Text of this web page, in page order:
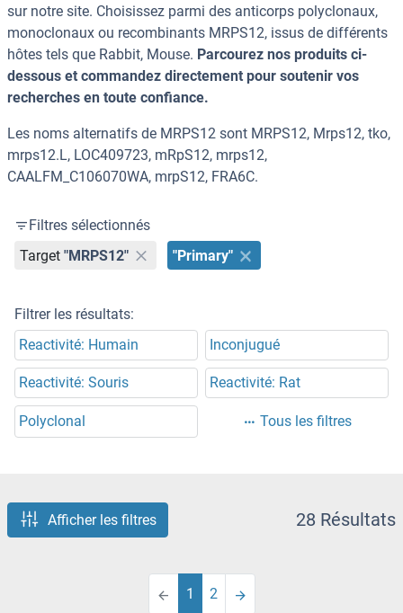
sur notre site. Choisissez parmi des anticorps polyclonaux,
monoclonaux ou recombinants MRPS12, issus de différents
hôtes tels que Rabbit, Mouse. Parcourez nos produits ci-
dessous et commandez directement pour soutenir vos
recherches en toute confiance.
Les noms alternatifs de MRPS12 sont MRPS12, Mrps12, tko,
mrps12.L, LOC409723, mRpS12, mrps12,
CAALFM_C106070WA, mrpS12, FRA6C.
Filtres sélectionnés
Target "MRPS12" "Primary"
Filtrer les résultats:
Reactivité: Humain
Inconjugué
Reactivité: Souris Reactivité: Rat
Polyclonal Tous les filtres
Afficher les filtres 28 Résultats
1 2